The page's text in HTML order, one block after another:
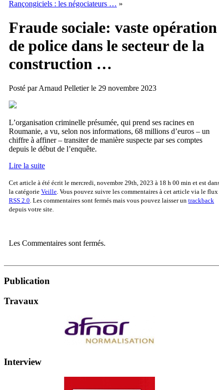
Rançongiciels : les négociateurs … »
Fraude sociale: vaste opération
de police dans le secteur de la
construction …
Posté par Arnaud Pelletier le 29 novembre 2023
L’organisation criminelle présumée, qui prend ses racines en
Roumanie, a vu, selon nos informations, 68 millions d’euros – un
chiffre à affiner – transiter de manière suspecte par ses comptes
depuis le début de l’enquête.
Lire la suite
Cet article à été écrit le mercredi, novembre 29th, 2023 à 18 h 00 min et est
la catégorie Veille . Vous pouvez suivre les commentaires à cet article via le flux
RSS 2.0 . Les commentaires sont fermés mais vous pouvez laisser un trackback
depuis votre site.
Les Commentaires sont fermés.
Publication
Travaux
Interview